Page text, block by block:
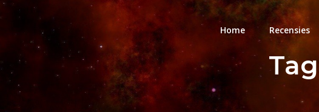
Home Recensies